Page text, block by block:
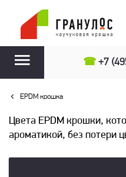
☎ +7
EPDM крошка
Цвета EPDM крошки,
ароматикой, без потери